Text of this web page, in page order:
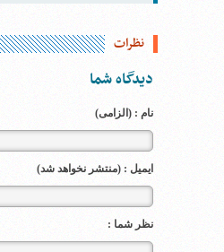
نظرات
دیدگاه شما
نام : (الزامی)
ایمیل : (منتشر نخواهد شد)
نظر شما :